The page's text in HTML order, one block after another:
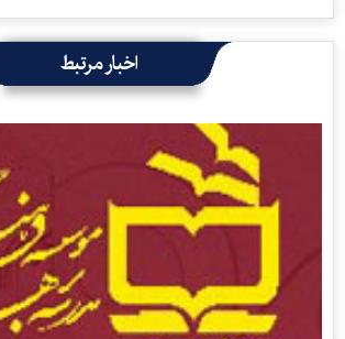
اخبار مرتبط